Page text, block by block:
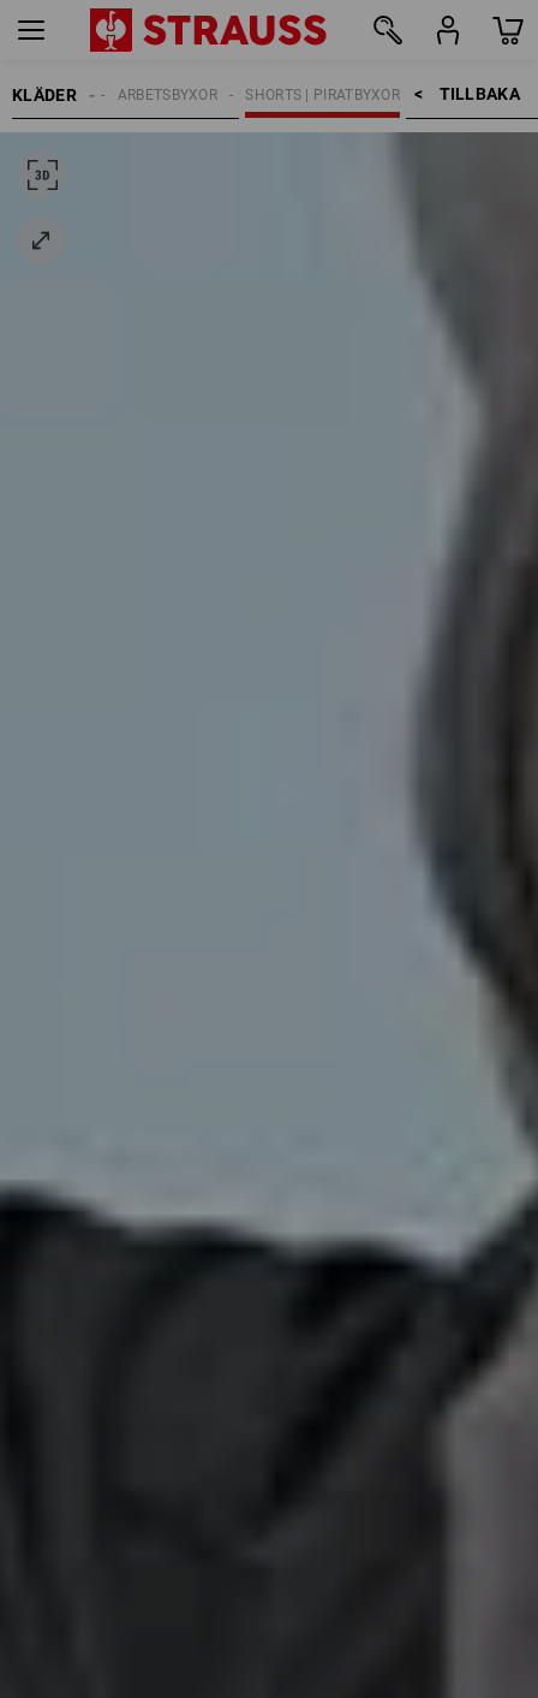
KLÄDER TILLBAKA    >
SHORTS | PIRATBYXOR
ARBETSBYXOR
HERRAR